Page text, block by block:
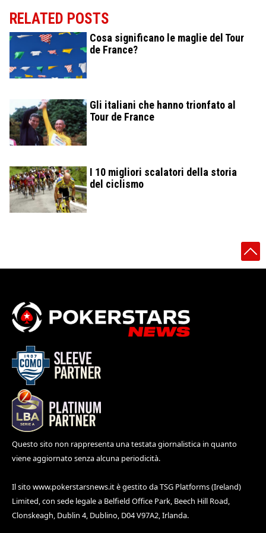
RELATED POSTS
Cosa significano le maglie del Tour
de France?
Gli italiani che hanno trionfato al
Tour de France
I 10 migliori scalatori della storia
del ciclismo
Questo sito non rappresenta una testata giornalistica in quanto
viene aggiornato senza alcuna periodicità.
Il sito www.pokerstarsnews.itè gestito da TSG Platforms (Ireland)
Limited, con sede legale a Belfield Office Park, Beech Hill Road,
Clonskeagh, Dublin 4, Dublino, D04 V97A2, Irlanda.